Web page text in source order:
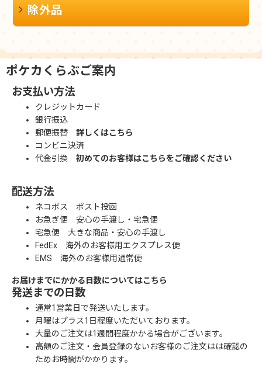
除外品
ポケカくらぶご案内
お支払い方法
クレジットカード
銀行振込
郵便振替 詳しくはこちら
コンビニ決済
代金引換 初めてのお客様はこちらをご確認ください
配送方法
ネコポス ポスト投函
お急ぎ便 安心の手渡し・宅急便
宅急便 大きな商品・安心の手渡し
FedEx 海外のお客様用エクスプレス便
EMS 海外のお客様用通常便
お届けまでにかかる日数についてはこちら
発送までの日数
通常1営業日で発送いたします。
月曜はプラス1日程度いただいております。
大量のご注文は1週間程度かかる場合がございます。
高額のご注文・会員登録のないお客様のご注文はは確認の
ためお時間がかかります。